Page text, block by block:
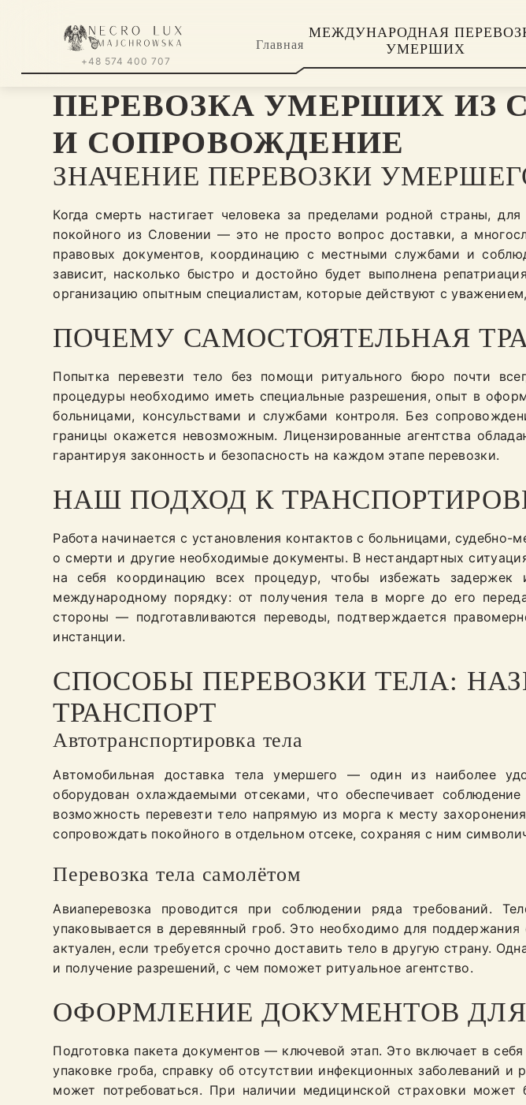
+48 574 400 707
Главная
МЕЖДУНАРОДНАЯ
УМЕРШИХ
ПЕРЕВОЗКА УМЕРШИХ ИЗ
И СОПРОВОЖДЕНИЕ
ЗНАЧЕНИЕ ПЕРЕВОЗКИ
Когда смерть настигает человека за пределами родной страны,
покойного из Словении — это не просто вопрос доставки, а
правовых документов, координацию с местными службами и
зависит, насколько быстро и достойно будет выполнена
организацию опытным специалистам, которые действуют с
ПОЧЕМУ САМОСТОЯТЕЛЬНАЯ
Попытка перевезти тело без помощи ритуального бюро почти
процедуры необходимо иметь специальные разрешения, опыт в
больницами, консульствами и службами контроля. Без
границы окажется невозможным. Лицензированные агентства
гарантируя законность и безопасность на каждом этапе перевозки.
НАШ ПОДХОД К
Работа начинается с установления контактов с больницами,
о смерти и другие необходимые документы. В нестандартных
на себя координацию всех процедур, чтобы избежать задержек
международному порядку: от получения тела в морге до его
стороны — подготавливаются переводы, подтверждается
инстанции.
СПОСОБЫ ПЕРЕВОЗКИ ТЕЛА:
ТРАНСПОРТ
Автотранспортировка тела
Автомобильная доставка тела умершего — один из наиболее
оборудован охлаждаемыми отсеками, что обеспечивает
возможность перевезти тело напрямую из морга к месту
сопровождать покойного в отдельном отсеке, сохраняя с ним
Перевозка тела самолётом
Авиаперевозка проводится при соблюдении ряда требований.
упаковывается в деревянный гроб. Это необходимо для
актуален, если требуется срочно доставить тело в другую страну.
и получение разрешений, с чем поможет ритуальное агентство.
ОФОРМЛЕНИЕ ДОКУМЕНТОВ
Подготовка пакета документов — ключевой этап. Это включает в
упаковке гроба, справку об отсутствии инфекционных заболеваний
может потребоваться. При наличии медицинской страховки